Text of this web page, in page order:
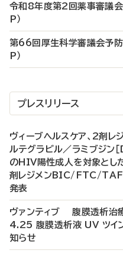
令和8年度第2回薬事審議会
P）
第66回厚生科学審議会予防
P）
プレスリリース
ヴィーブヘルスケア、2剤レ
ルテグラビル／ラミブジン
のHIV陽性成人を対象とし
剤レジメンBIC/FTC/TAF
発表
ヴァンティブ 腹膜透析治
4.25 腹膜透析液 UV ツイ
知らせ